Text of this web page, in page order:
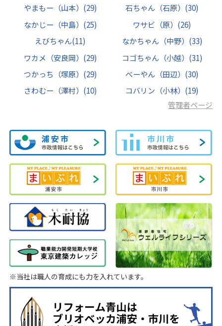
やまもー（山本） (29) 石ちゃん（石原） (30)
なかじー（中島） (25) ワサビ（原） (26)
えびちゃん(11) なかちゃん（中野） (33)
ワカメ（安良岡） (29) コゴちゃん（小越） (31)
つかっち（塚原） (29) べーやん（田辺） (30)
さわむー（澤村） (10) コバリン（小林） (19)
管理者ページ
※当社は職人の育成にも力を入れています。